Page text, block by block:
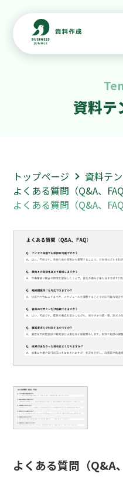
資料テ
トップページ
資料テ
よくある質問（Q&A、FAQ
よくある質問（Q&A、
よくある質問（Q&A